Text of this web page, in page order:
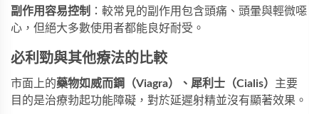
副作用容易控制
：較常見的副作用包含頭痛、頭暈與輕微噁
心，但絕大多數使用者都能良好耐受。
必利勁與其他療法的比較
市面上的藥物如威而鋼（Viagra）、犀利士（Cialis） 主要
目的是治療勃起功能障礙，對於延遲射精並沒有顯著效果。